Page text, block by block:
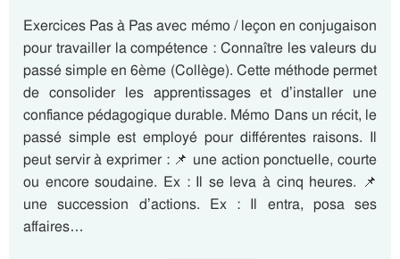
Exercices Pas à Pas avec mémo / leçon en conjugaison
pour travailler la compétence : Connaître les valeurs du
passé simple en 6ème (Collège). Cette méthode permet
de consolider les apprentissages et d’installer une
confiance pédagogique durable. Mémo Dans un récit, le
passé simple est employé pour différentes raisons. Il
peut servir à exprimer : 📌 une action ponctuelle, courte
ou encore soudaine. Ex : Il se leva à cinq heures. 📌
une succession d’actions. Ex : Il entra, posa ses
affaires…